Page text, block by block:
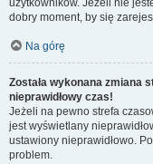
użytkowników. Jeżeli nie
dobry moment, by się
Na górę
Została wykonana zmiana
nieprawidłowy czas!
Jeżeli na pewno strefa
jest wyświetlany
ustawiony nieprawidłowo.
problem.